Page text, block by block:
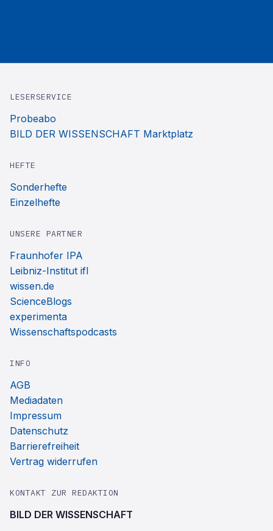
LESERSERVICE
Probeabo
BILD DER WISSENSCHAFT Marktplatz
HEFTE
Sonderhefte
Einzelhefte
UNSERE PARTNER
Fraunhofer IPA
Leibniz-Institut ifl
wissen.de
ScienceBlogs
experimenta
Wissenschaftspodcasts
INFO
AGB
Mediadaten
Impressum
Datenschutz
Barrierefreiheit
Vertrag widerrufen
KONTAKT ZUR REDAKTION
BILD DER WISSENSCHAFT